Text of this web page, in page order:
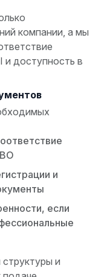
компании, а мы
и доступность в
и
если
и